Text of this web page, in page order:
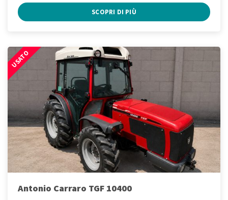
SCOPRI DI PIÙ
USATO
Antonio Carraro TGF 10400